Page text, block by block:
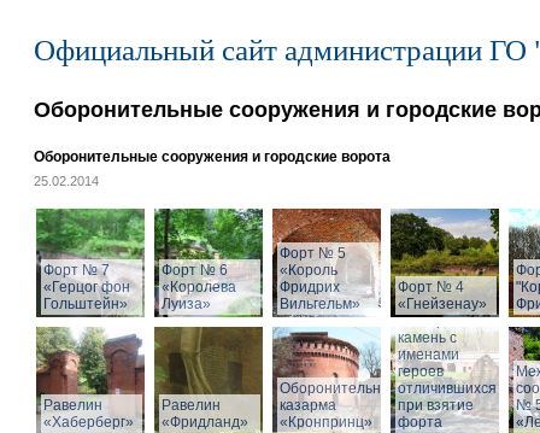
Официальный сайт администрации ГО
Оборонительные сооружения и городские
Оборонительные сооружения и городские ворота
25.02.2014
Форт № 7
«Герцог фон
Гольштейн»
Форт № 6
«Королева
Луиза»
Форт № 5
«Король
Фридрих
Вильгельм»
Форт № 4
«Гнейзенау»
Равелин
«Хаберберг»
Равелин
«Фридланд»
Оборонительная
казарма
«Кронпринц»
Мемориальный
камень с
именами
героев
отличившихся
при взятие
форта
№